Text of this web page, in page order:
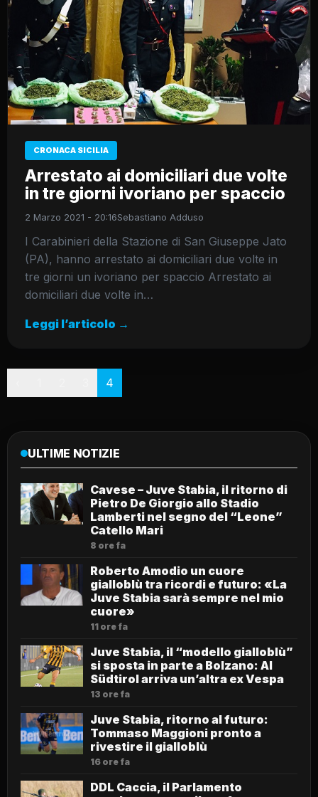
CRONACA SICILIA
Arrestato ai domiciliari due volte
in tre giorni ivoriano per spaccio
2 Marzo 2021 - 20:16Sebastiano Adduso
I Carabinieri della Stazione di San Giuseppe Jato
(PA), hanno arrestato ai domiciliari due volte in
tre giorni un ivoriano per spaccio Arrestato ai
domiciliari due volte in…
Leggi l’articolo →
Paginazione
4
ULTIME NOTIZIE
Cavese – Juve Stabia, il ritorno di
Pietro De Giorgio allo Stadio
Lamberti nel segno del “Leone”
Catello Mari
8 ore fa
Roberto Amodio un cuore
gialloblù tra ricordi e futuro: «La
Juve Stabia sarà sempre nel mio
cuore»
11 ore fa
Juve Stabia, il “modello gialloblù”
si sposta in parte a Bolzano: Al
Südtirol arriva un’altra ex Vespa
13 ore fa
Juve Stabia, ritorno al futuro:
Tommaso Maggioni pronto a
rivestire il gialloblù
16 ore fa
DDL Caccia, il Parlamento